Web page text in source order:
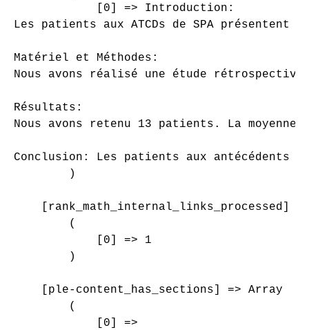
            [0] => Introduction:
Les patients aux ATCDs de SPA
Matériel et Méthodes:
Nous avons réalisé une étude
Résultats:
Nous avons retenu 13 patients. La
Conclusion: Les patients aux
        )
[rank_math_internal_links_processed]
        (
            [0] => 1
        )
    [ple-content_has_sections] => Array
        (
            [0] =>